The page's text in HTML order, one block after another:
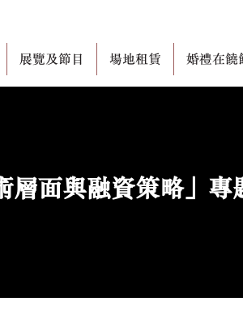
展覽及節目 場地租賃 婚禮在饒
層面與融資策略」